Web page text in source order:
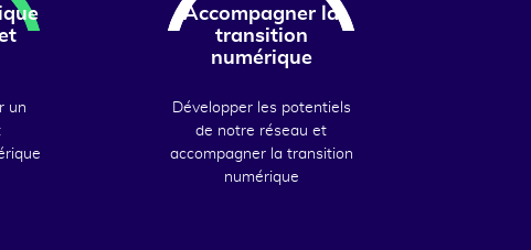
un
Accompagner la
transition
numérique
Développer les potentiels
de notre réseau et
accompagner la transition
numérique